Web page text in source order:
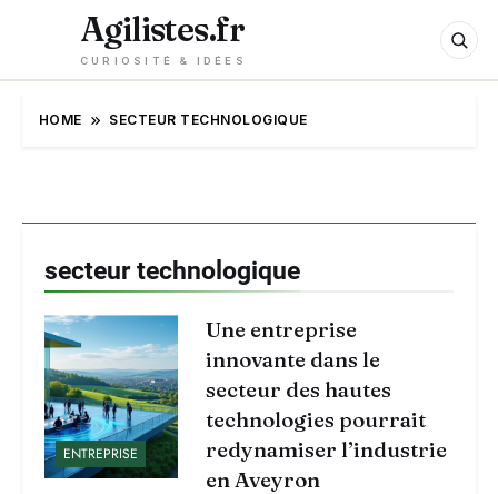
Agilistes.fr
CURIOSITÉ & IDÉES
HOME SECTEUR TECHNOLOGIQUE
secteur technologique
ENTREPRISE
Une entreprise
innovante dans le
secteur des hautes
technologies pourrait
redynamiser l’industrie
en Aveyron